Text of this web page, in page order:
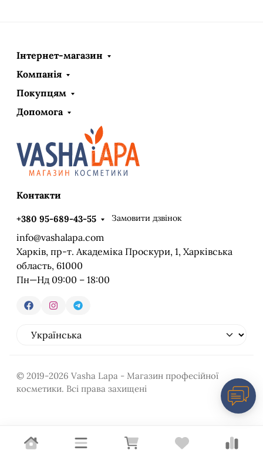
Інтернет-магазин
Компанія
Покупцям
Допомога
Контакти
+380 95-689-43-55 Замовити дзвінок
info@vashalapa.com
Харків, пр-т. Академіка Проскури, 1, Харківська
область, 61000
Пн—Нд 09:00 – 18:00
© 2019-2026 Vasha Lapa - Магазин професійної
косметики. Всі права захищені